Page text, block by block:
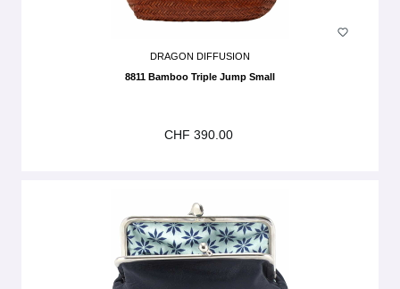
DRAGON DIFFUSION
8811 Bamboo Triple Jump Small
CHF 390.00